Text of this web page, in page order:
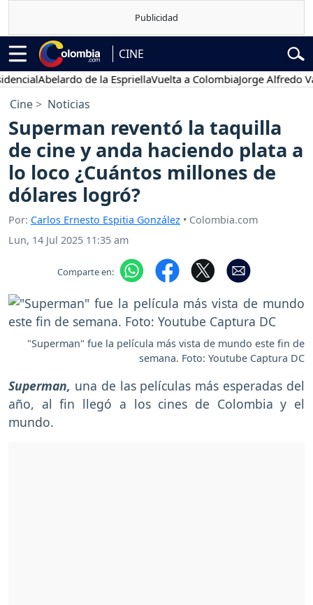
CINE
Abelardo de la EspriellaVuelta a ColombiaJorge Alfredo Vargas
Cine Noticias
Superman reventó la taquilla
de cine y anda haciendo plata a
lo loco ¿Cuántos millones de
dólares logró?
Por: Carlos Ernesto Espitia González • Colombia.com
Lun, 14 Jul 2025 11:35 am
Comparte en:
"Superman" fue la película más vista de mundo este fin de
semana. Foto: Youtube Captura DC
Superman, una de las películas más esperadas del
año, al fin llegó a los cines de Colombia y el
mundo.